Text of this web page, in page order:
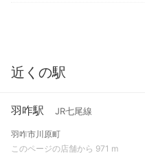
近くの駅
羽咋駅 JR七尾線
羽咋市川原町
このページの店舗から 971 m